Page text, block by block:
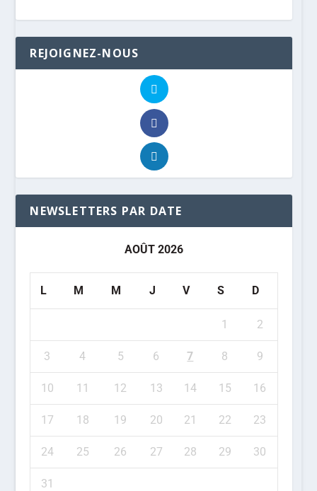
REJOIGNEZ-NOUS
NEWSLETTERS PAR DATE
AOÛT 2026
L M M J V S D
1 2
3 4 5 6 7 8 9
10 11 12 13 14 15 16
17 18 19 20 21 22 23
24 25 26 27 28 29 30
31